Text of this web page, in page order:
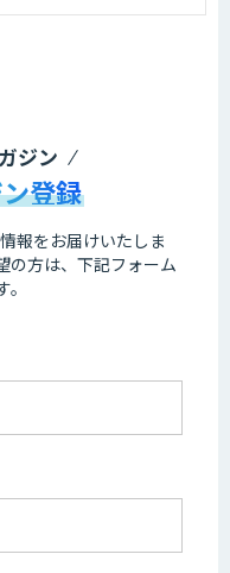
ジン
登録
報をお届けいたしま
の方は、下記フォーム